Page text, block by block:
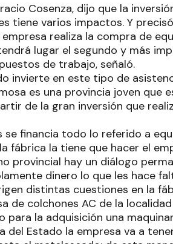
Cosenza, dijo que la
tiene varios impactos. Y
realiza la compra de
lugar el segundo y más
de trabajo, señaló.
invierte en este tipo de
es una provincia joven que
de la gran inversión que
financia todo lo referido a
fábrica la tiene que hacer el
provincial hay un diálogo
dinero lo que les hace
distintas cuestiones en la
de colchones AC de la localidad
para la adquisición una
del Estado la empresa va a